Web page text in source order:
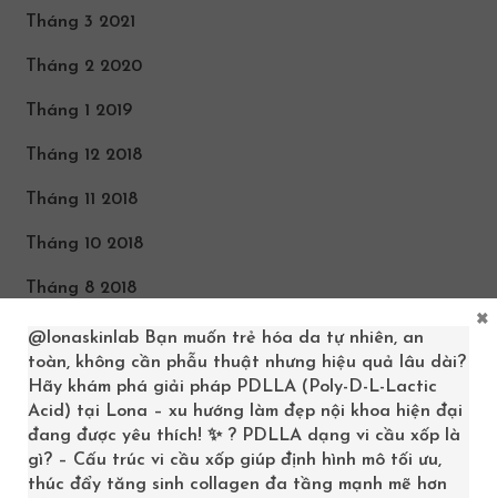
Tháng 3 2021
Tháng 2 2020
Tháng 1 2019
Tháng 12 2018
Tháng 11 2018
Tháng 10 2018
Tháng 8 2018
Tháng 7 2018
Tháng 5 2018
Tháng 3 2018
Tháng 2 2018
@lonaskinlab Bạn muốn trẻ hóa da tự nhiên, an
toàn, không cần phẫu thuật nhưng hiệu quả lâu dài?
Hãy khám phá giải pháp PDLLA (Poly-D-L-Lactic
Acid) tại Lona – xu hướng làm đẹp nội khoa hiện đại
đang được yêu thích! ✨ ? PDLLA dạng vi cầu xốp là
gì? – Cấu trúc vi cầu xốp giúp định hình mô tối ưu,
thúc đẩy tăng sinh collagen đa tầng mạnh mẽ hơn
×